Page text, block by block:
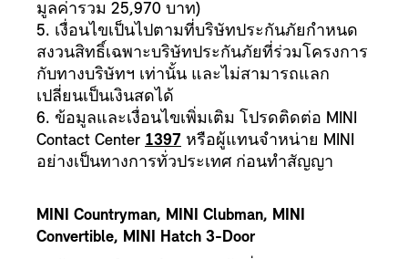
มูลค่ารวม 25,970 บาท)
5. เงื่อนไขเป็นไปตามที่บริษัทประกันภัยกำหนด
สงวนสิทธิ์เฉพาะบริษัทประกันภัยที่ร่วมโครงการ
กับทางบริษัทฯ เท่านั้น และไม่สามารถแลก
เปลี่ยนเป็นเงินสดได้
6. ข้อมูลและเงื่อนไขเพิ่มเติม โปรดติดต่อ MINI
Contact Center 1397 หรือผู้แทนจำหน่าย MINI
อย่างเป็นทางการทั่วประเทศ ก่อนทำสัญญา
MINI Countryman, MINI Clubman, MINI
Convertible, MINI Hatch 3-Door